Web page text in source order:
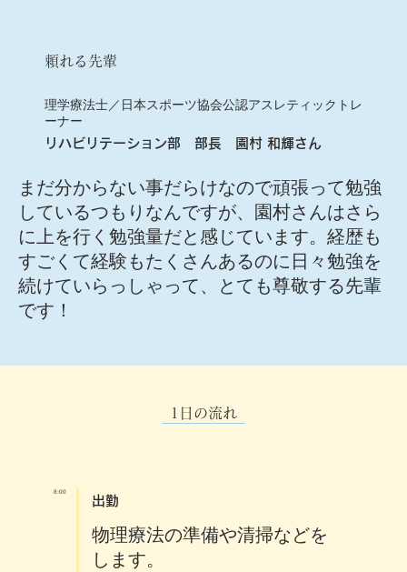
頼れる先輩
理学療法士／日本スポーツ協会公認アスレティックトレ
ーナー
リハビリテーション部 部長 園村 和輝さん
まだ分からない事だらけなので頑張って勉強
しているつもりなんですが、園村さんはさら
に上を行く勉強量だと感じています。経歴も
すごくて経験もたくさんあるのに日々勉強を
続けていらっしゃって、とても尊敬する先輩
です！
1日の流れ
8:00
出勤
物理療法の準備や清掃などを
します。